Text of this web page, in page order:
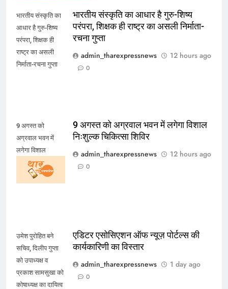
भारतीय संस्कृति का
आधार है गुरु-शिष्य
परंपरा, शिक्षक ही
राष्ट्र का असली
निर्माता-रचना गुप्ता
भारतीय संस्कृति का आधार है गुरु-शिष्य
परंपरा, शिक्षक ही राष्ट्र का असली निर्माता-
रचना गुप्ता
admin_tharexpressnews
12 hours ago
0
9 अगस्त को
अग्रवाल भवन में
लगेगा विशाल
निःशुल्क चिकित्सा
शिविर
9 अगस्त को अग्रवाल भवन में लगेगा विशाल
निःशुल्क चिकित्सा शिविर
admin_tharexpressnews
12 hours ago
0
उमेश पुरोहित बने
सचिव, दिलीप गुप्ता
को उपाध्यक्ष व
प्रकाश सामसुखा को
कोषाध्यक्ष का दायित्व
एडिटर एसोसिएशन ऑफ न्यूज़ पोर्टल्स की
कार्यकारिणी का विस्तार
admin_tharexpressnews
1 day ago
0